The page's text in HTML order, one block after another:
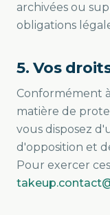
archivées ou
obligations
5. Vos
Conformément
matière de
vous disposez
d'opposition et
Pour exercer